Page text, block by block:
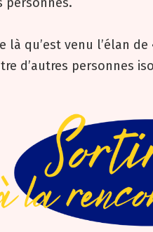
là qu’est venu l’élan
d’autres personnes